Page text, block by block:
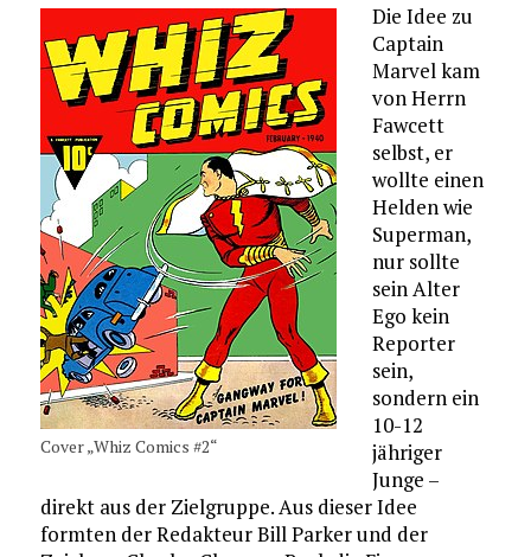
Cover „Whiz Comics #2“
Die Idee zu
Captain
Marvel kam
von Herrn
Fawcett
selbst, er
wollte einen
Helden wie
Superman,
nur sollte
sein Alter
Ego kein
Reporter
sein,
sondern ein
10-12
jähriger
Junge –
direkt aus der Zielgruppe. Aus dieser Idee
formten der Redakteur Bill Parker und der